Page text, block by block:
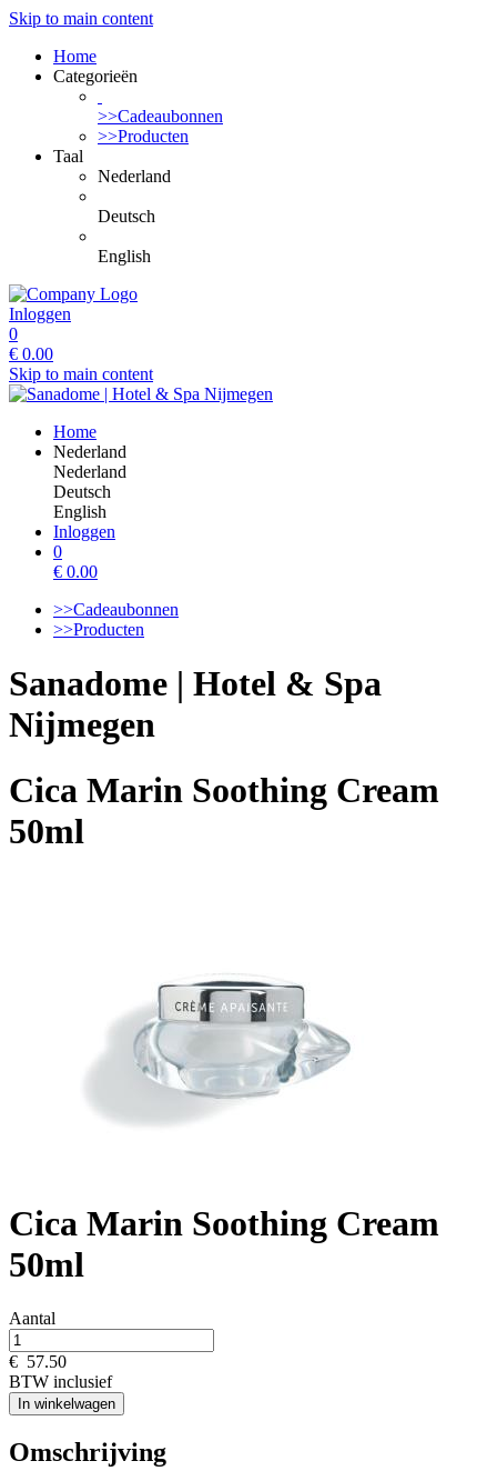
Skip to main content
Home
Categorieën
>>Cadeaubonnen
>>Producten
Taal
Nederland
Deutsch
English
Inloggen
0
€ 0.00
Skip to main content
Home
Nederland
Nederland
Deutsch
English
Inloggen
0
€ 0.00
>>Cadeaubonnen
>>Producten
Sanadome | Hotel & Spa
Nijmegen
Cica Marin Soothing Cream
50ml
Cica Marin Soothing Cream
50ml
Aantal
€ 57.50
BTW inclusief
In winkelwagen
Omschrijving